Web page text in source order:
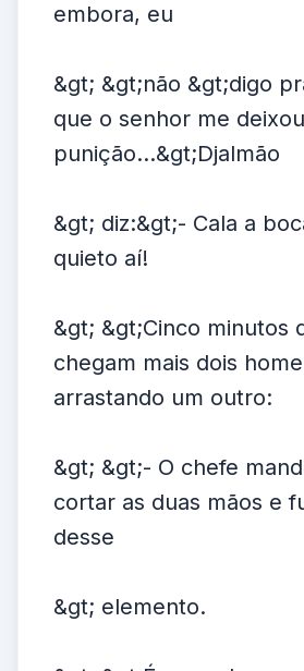
embora, eu
&gt; &gt;não &gt;digo
que o senhor me
punição...&gt;Djalmão
&gt; diz:&gt;- Cala a
quieto aí!
&gt; &gt;Cinco minutos
chegam mais dois
arrastando um outro:
&gt; &gt;- O chefe
cortar as duas mãos e
desse
&gt; elemento.